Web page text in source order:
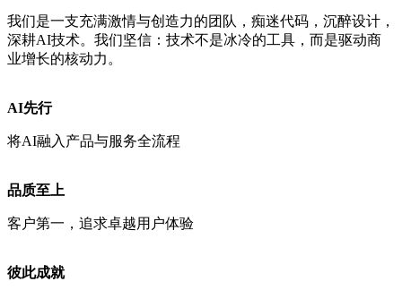
我们是一支充满激情与创造力的团队，痴迷代码，沉醉设计，
深耕AI技术。我们坚信：技术不是冰冷的工具，而是驱动商
业增长的核动力。
AI先行
将AI融入产品与服务全流程
品质至上
客户第一，追求卓越用户体验
彼此成就